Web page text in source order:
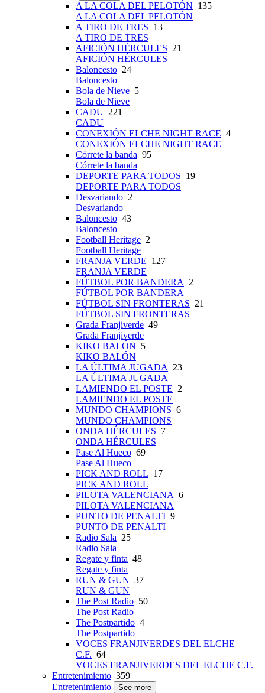
A LA COLA DEL PELOTÓN 135
A LA COLA DEL PELOTÓN
A TIRO DE TRES 13
A TIRO DE TRES
AFICIÓN HÉRCULES 21
AFICIÓN HÉRCULES
Baloncesto 24
Baloncesto
Bola de Nieve 5
Bola de Nieve
CADU 221
CADU
CONEXIÓN ELCHE NIGHT RACE 4
CONEXIÓN ELCHE NIGHT RACE
Córrete la banda 95
Córrete la banda
DEPORTE PARA TODOS 19
DEPORTE PARA TODOS
Desvariando 2
Desvariando
Baloncesto 43
Baloncesto
Football Heritage 2
Football Heritage
FRANJA VERDE 127
FRANJA VERDE
FÚTBOL POR BANDERA
2
FÚTBOL POR BANDERA
FÚTBOL SIN FRONTERAS 21
FÚTBOL SIN FRONTERAS
Grada Franjiverde 49
Grada Franjiverde
KIKO BALÓN 5
KIKO BALÓN
LA ÚLTIMA JUGADA
23
LA ÚLTIMA JUGADA
LAMIENDO EL POSTE 2
LAMIENDO EL POSTE
MUNDO CHAMPIONS 6
MUNDO CHAMPIONS
ONDA HÉRCULES 7
ONDA HÉRCULES
Pase Al Hueco 69
Pase Al Hueco
PICK AND ROLL 17
PICK AND ROLL
PILOTA VALENCIANA 6
PILOTA VALENCIANA
PUNTO DE PENALTI 9
PUNTO DE PENALTI
Radio Sala 25
Radio Sala
Regate y finta 48
Regate y finta
RUN & GUN 37
RUN & GUN
The Post Radio 50
The Post Radio
The Postpartido 4
The Postpartido
VOCES FRANJIVERDES DEL ELCHE
C.F. 64
VOCES FRANJIVERDES DEL ELCHE C.F.
Entretenimiento 359
Entretenimiento
See more